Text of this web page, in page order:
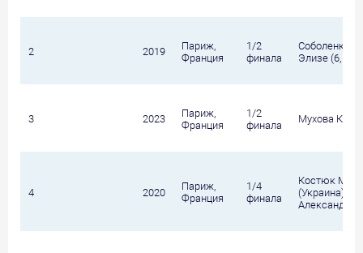
2 2019
Париж,
Франция
1/2
финала
Соболенко
Элизе (6,
3 2023
Париж,
Франция
1/2
финала
Мухова
4 2020
Париж,
Франция
1/4
финала
Костюк
(Украина) /
Александра